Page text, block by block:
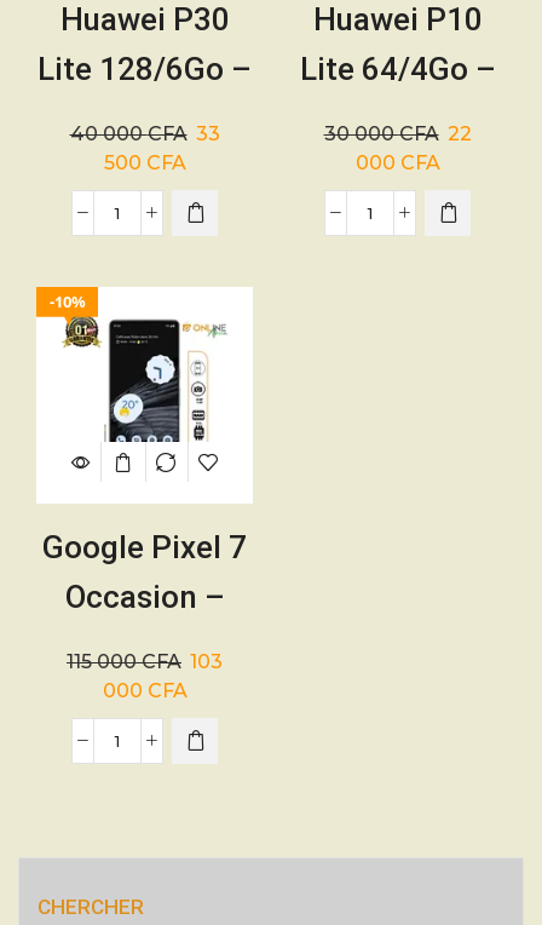
Huawei P30
Lite 128/6Go –
Occasion USA
/France – 01
mois
40 000CFA 33
500 CFA
Huawei P10
Lite 64/4Go –
Occasion
USA/France –
01 mois
30 000CFA 22
000 CFA
10%
Google Pixel 7
Occasion –
Usa/France –
128Go –
01mois
115 000CFA 103
000 CFA
CHERCHER